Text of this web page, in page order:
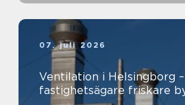
07. juli 2026
Ventilation i Helsingborg
fastighetsägare friskare